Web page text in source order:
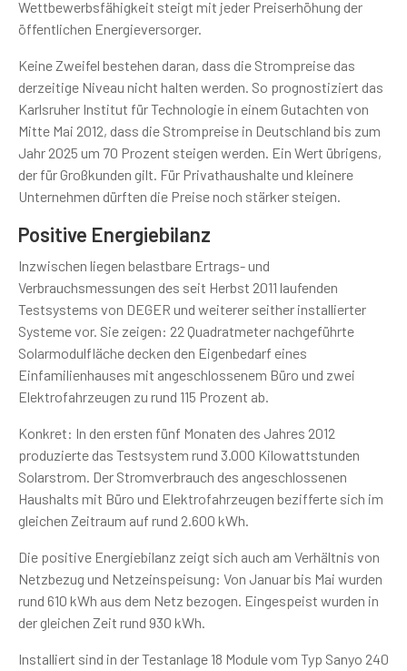
Wettbewerbsfähigkeit steigt mit jeder Preiserhöhung der
öffentlichen Energieversorger.
Keine Zweifel bestehen daran, dass die Strompreise das
derzeitige Niveau nicht halten werden. So prognostiziert das
Karlsruher Institut für Technologie in einem Gutachten von
Mitte Mai 2012, dass die Strompreise in Deutschland bis zum
Jahr 2025 um 70 Prozent steigen werden. Ein Wert übrigens,
der für Großkunden gilt. Für Privathaushalte und kleinere
Unternehmen dürften die Preise noch stärker steigen.
Positive Energiebilanz
Inzwischen liegen belastbare Ertrags- und
Verbrauchsmessungen des seit Herbst 2011 laufenden
Testsystems von DEGER und weiterer seither installierter
Systeme vor. Sie zeigen: 22 Quadratmeter nachgeführte
Solarmodulfläche decken den Eigenbedarf eines
Einfamilienhauses mit angeschlossenem Büro und zwei
Elektrofahrzeugen zu rund 115 Prozent ab.
Konkret: In den ersten fünf Monaten des Jahres 2012
produzierte das Testsystem rund 3.000 Kilowattstunden
Solarstrom. Der Stromverbrauch des angeschlossenen
Haushalts mit Büro und Elektrofahrzeugen bezifferte sich im
gleichen Zeitraum auf rund 2.600 kWh.
Die positive Energiebilanz zeigt sich auch am Verhältnis von
Netzbezug und Netzeinspeisung: Von Januar bis Mai wurden
rund 610 kWh aus dem Netz bezogen. Eingespeist wurden in
der gleichen Zeit rund 930 kWh.
Installiert sind in der Testanlage 18 Module vom Typ Sanyo 240